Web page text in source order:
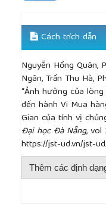
[11]N. N.
measure
in Vietnam”,
Economics Ho
[12]V. Nghi,
and Garment
industrial
2022. [Online].
https://
nganh-det-
thuc-truoc-
88667.htm
Cách trích dẫn
Nguyễn Hồng Quân,
Ngân, Trần Thu Hà,
“Ảnh hưởng của
đến hành Vi Mua
Gian của tính vị
Đại học Đà Nẵng, vol
https://jst-ud.vn/jst-
Thêm các định